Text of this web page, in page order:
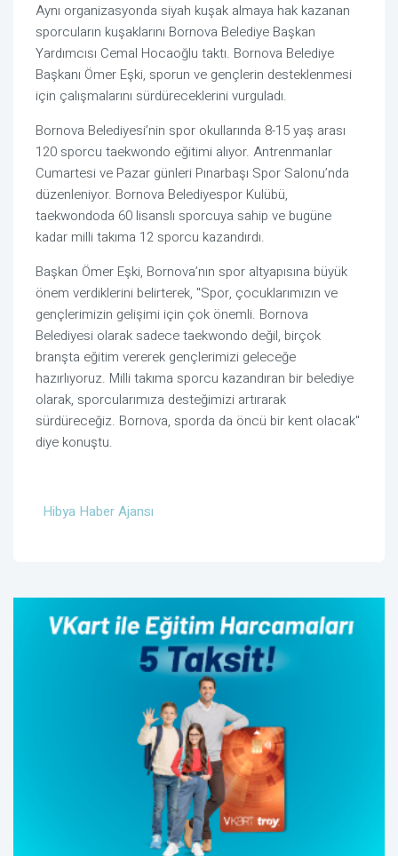
Aynı organizasyonda siyah kuşak almaya hak kazanan
sporcuların kuşaklarını Bornova Belediye Başkan
Yardımcısı Cemal Hocaoğlu taktı. Bornova Belediye
Başkanı Ömer Eşki, sporun ve gençlerin desteklenmesi
için çalışmalarını sürdüreceklerini vurguladı.
Bornova Belediyesi’nin spor okullarında 8-15 yaş arası
120 sporcu taekwondo eğitimi alıyor. Antrenmanlar
Cumartesi ve Pazar günleri Pınarbaşı Spor Salonu’nda
düzenleniyor. Bornova Belediyespor Kulübü,
taekwondoda 60 lisanslı sporcuya sahip ve bugüne
kadar milli takıma 12 sporcu kazandırdı.
Başkan Ömer Eşki, Bornova’nın spor altyapısına büyük
önem verdiklerini belirterek, "Spor, çocuklarımızın ve
gençlerimizin gelişimi için çok önemli. Bornova
Belediyesi olarak sadece taekwondo değil, birçok
branşta eğitim vererek gençlerimizi geleceğe
hazırlıyoruz. Milli takıma sporcu kazandıran bir belediye
olarak, sporcularımıza desteğimizi artırarak
sürdüreceğiz. Bornova, sporda da öncü bir kent olacak"
diye konuştu.
Hibya Haber Ajansı